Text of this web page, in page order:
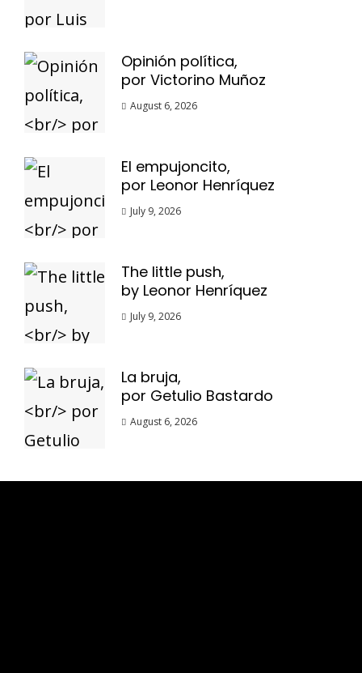
Opinión política,
por Victorino Muñoz
August 6, 2026
El empujoncito,
por Leonor Henríquez
July 9, 2026
The little push,
by Leonor Henríquez
July 9, 2026
La bruja,
por Getulio Bastardo
August 6, 2026